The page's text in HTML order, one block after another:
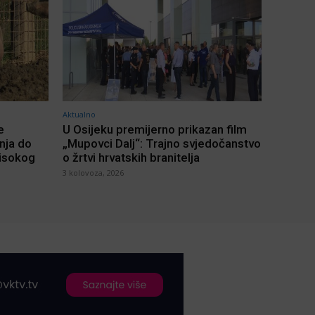
do
Aktualno
U Osijeku premijerno prikazan film
„Mupovci Dalj“: Trajno svjedočanstvo
o žrtvi hrvatskih branitelja
3 kolovoza, 2026